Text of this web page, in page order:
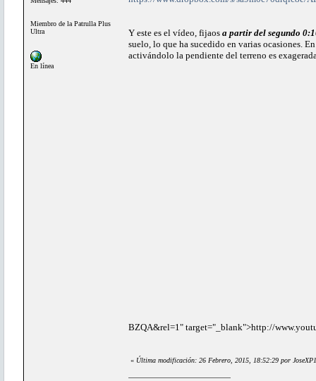
Miembro de la Patrulla Plus
Ultra
En línea
Y este es el vídeo, fijaos a partir del segundo
suelo, lo que ha sucedido en varias ocasiones.
activándolo la pendiente del terreno es
BZQA&rel=1" target="_blank">http://
« Última modificación: 26 Febrero, 2015, 18:52:29 por